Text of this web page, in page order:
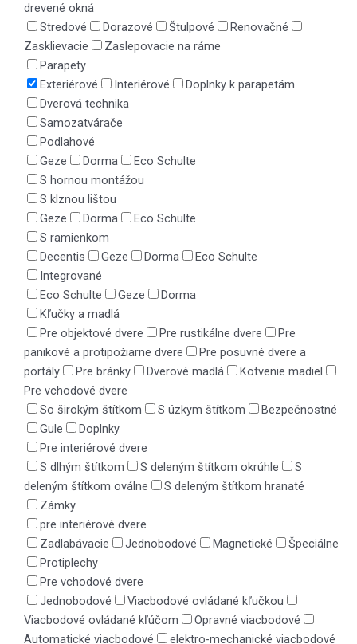
drevené okná
Stredové
Dorazové Štulpové
Renovačné
Zasklievacie
Zaslepovacie na ráme
Parapety
Exteriérové
Interiérové
Doplnky k parapetám
Dverová technika
Samozatvárače
Podlahové
Geze
Dorma
Eco Schulte
S hornou montážou
S klznou lištou
Geze
Dorma
Eco Schulte
S ramienkom
Decentis
Geze Dorma
Eco Schulte
Integrované
Eco Schulte
Geze
Dorma
Kľučky a madlá
Pre objektové dvere
Pre rustikálne dvere
Pre
panikové a protipožiarne dvere
Pre posuvné dvere a
portály
Pre bránky Dverové madlá
Kotvenie madiel
Pre vchodové dvere
So širokým štítkom
S úzkym štítkom
Bezpečnostné
Gule
Doplnky
Pre interiérové dvere
S dlhým štítkom
S deleným štítkom okrúhle
S
deleným štítkom oválne
S deleným štítkom hranaté
Zámky
pre interiérové dvere
Zadlabávacie
Jednobodové Magnetické
Špeciálne
Protiplechy
Pre vchodové dvere
Jednobodové
Viacbodové ovládané kľučkou
Viacbodové ovládané kľúčom
Opravné viacbodové
Automatické viacbodové
elektro-mechanické viacbodové